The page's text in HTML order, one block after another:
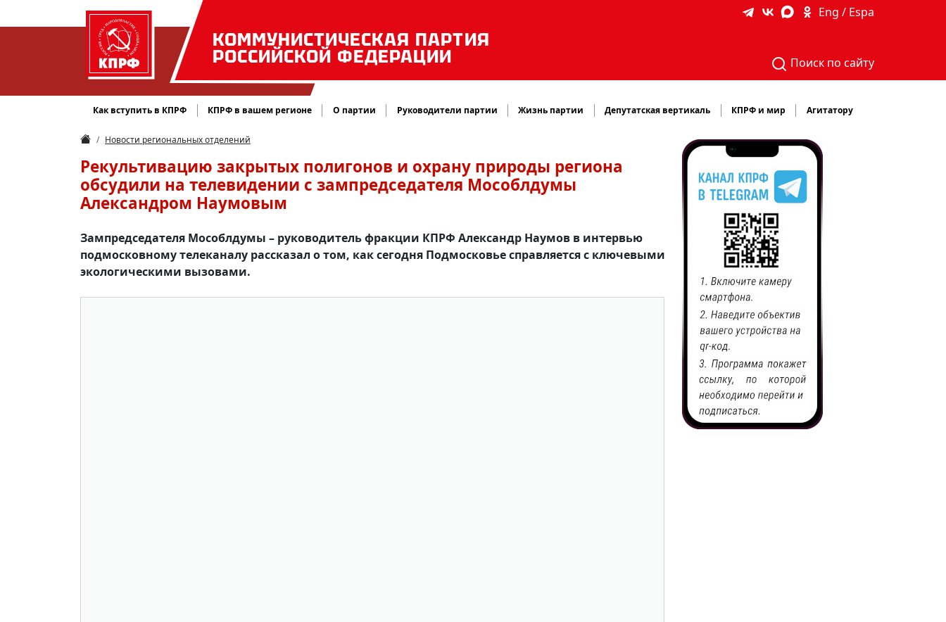
КОММУНИСТИЧЕСКАЯ ПАРТИЯ
РОССИЙСКОЙ ФЕДЕРАЦИИ
Eng / Espa
Поиск по сайту
Как вступить в КПРФ КПРФ в вашем регионе О партии Руководители партии Жизнь партии Депутатская вертикаль КПРФ и мир Агитатору
Новости региональных отделений
Рекультивацию закрытых полигонов и охрану природы региона
обсудили на телевидении с зампредседателя Мособлдумы
Александром Наумовым
Зампредседателя Мособлдумы – руководитель фракции КПРФ Александр Наумов в интервью
подмосковному телеканалу рассказал о том, как сегодня Подмосковье справляется с ключевыми
экологическими вызовами.